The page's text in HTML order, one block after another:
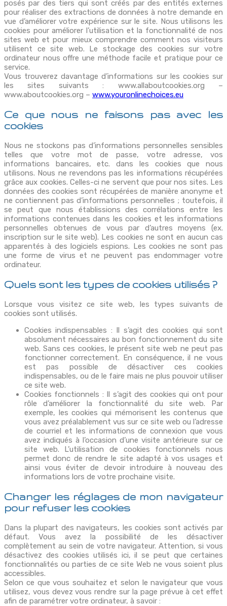
posés par des tiers qui sont créés par des entités externes
pour réaliser des extractions de données à notre demande en
vue d’améliorer votre expérience sur le site. Nous utilisons les
cookies pour améliorer l’utilisation et la fonctionnalité de nos
sites web et pour mieux comprendre comment nos visiteurs
utilisent ce site web. Le stockage des cookies sur votre
ordinateur nous offre une méthode facile et pratique pour ce
service.
Vous trouverez davantage d’informations sur les cookies sur
les sites suivants : www.allaboutcookies.org –
www.aboutcookies.org – www.youronlinechoices.eu
Ce que nous ne faisons pas avec les
cookies
Nous ne stockons pas d’informations personnelles sensibles
telles que votre mot de passe, votre adresse, vos
informations bancaires, etc. dans les cookies que nous
utilisons. Nous ne revendons pas les informations récupérées
grâce aux cookies. Celles-ci ne servent que pour nos sites. Les
données des cookies sont récupérées de manière anonyme et
ne contiennent pas d’informations personnelles ; toutefois, il
se peut que nous établissions des corrélations entre les
informations contenues dans les cookies et les informations
personnelles obtenues de vous par d’autres moyens (ex.
inscription sur le site web). Les cookies ne sont en aucun cas
apparentés à des logiciels espions. Les cookies ne sont pas
une forme de virus et ne peuvent pas endommager votre
ordinateur.
Quels sont les types de cookies utilisés ?
Lorsque vous visitez ce site web, les types suivants de
cookies sont utilisés.
Cookies indispensables : Il s’agit des cookies qui sont
absolument nécessaires au bon fonctionnement du site
web. Sans ces cookies, le présent site web ne peut pas
fonctionner correctement. En conséquence, il ne vous
est pas possible de désactiver ces cookies
indispensables, ou de le faire mais ne plus pouvoir utiliser
ce site web.
Cookies fonctionnels : Il s’agit des cookies qui ont pour
rôle d’améliorer la fonctionnalité du site web. Par
exemple, les cookies qui mémorisent les contenus que
vous avez préalablement vus sur ce site web ou l’adresse
de courriel et les informations de connexion que vous
avez indiqués à l’occasion d’une visite antérieure sur ce
site web. L’utilisation de cookies fonctionnels nous
permet donc de rendre le site adapté à vos usages et
ainsi vous éviter de devoir introduire à nouveau des
informations lors de votre prochaine visite.
Changer les réglages de mon navigateur
pour refuser les cookies
Dans la plupart des navigateurs, les cookies sont activés par
défaut. Vous avez la possibilité de les désactiver
complètement au sein de votre navigateur. Attention, si vous
désactivez des cookies utilisés ici, il se peut que certaines
fonctionnalités ou parties de ce site Web ne vous soient plus
accessibles.
Selon ce que vous souhaitez et selon le navigateur que vous
utilisez, vous devez vous rendre sur la page prévue à cet effet
afin de paramétrer votre ordinateur, à savoir :